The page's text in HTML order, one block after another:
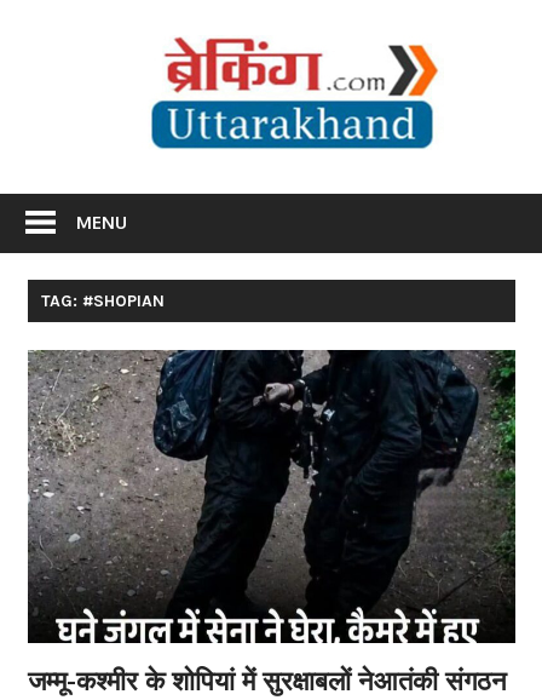
MENU
TAG: #SHOPIAN
जम्मू-कश्मीर के शोपियां में सुरक्षाबलों नेआतंकी संगठन